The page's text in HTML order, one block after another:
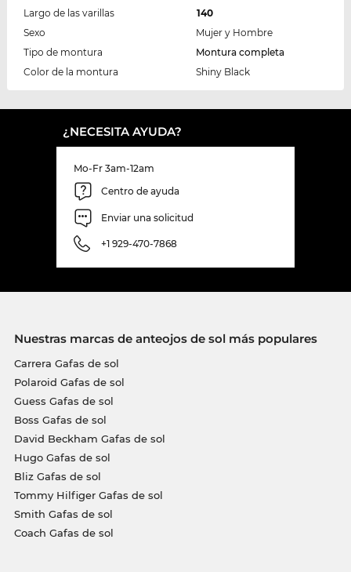
Largo de las varillas
140
Sexo
Mujer y Hombre
Tipo de montura
Montura completa
Color de la montura
Shiny Black
¿NECESITA AYUDA?
Mo-Fr 3am-12am
Centro de ayuda
Enviar una solicitud
+1 929-470-7868
Nuestras marcas de anteojos de sol más populares
Carrera Gafas de sol
Polaroid Gafas de sol
Guess Gafas de sol
Boss Gafas de sol
David Beckham Gafas de sol
Hugo Gafas de sol
Bliz Gafas de sol
Tommy Hilfiger Gafas de sol
Smith Gafas de sol
Coach Gafas de sol